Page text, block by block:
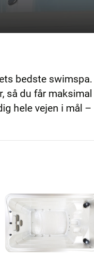
bedste
så du får
hele vejen i mål